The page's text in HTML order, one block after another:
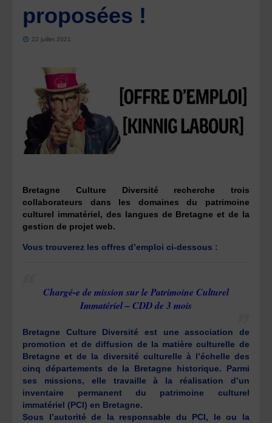
proposées !
22 juillet 2021
Bretagne Culture Diversité recherche trois
collaborateurs dans les domaines du patrimoine
culturel immatériel, des langues de Bretagne et de la
gestion de projet web.
Vous trouverez les offres d’emploi ci-dessous :
Chargé-e de mission sur le Patrimoine Culturel
Immatériel – CDD de 3 mois
Bretagne Culture Diversité est une association de
promotion et de diffusion de la matière culturelle de
Bretagne et de la diversité culturelle à l’échelle des
cinq départements de la Bretagne historique. Parmi
ses missions, elle travaille à la réalisation d’un
inventaire permanent du patrimoine culturel
immatériel (PCI) en Bretagne.
Sous l’autorité de la responsable du PCI, le ou la